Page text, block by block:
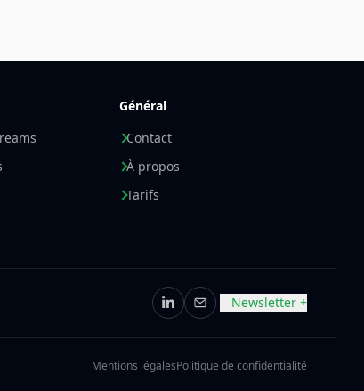
Général
Contact
À propos
Tarifs
LinkedIn
E-mailNewsletter +
Mentions légalesPolitique de confidentialité